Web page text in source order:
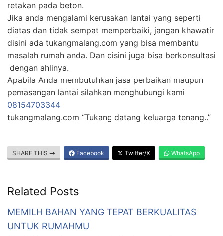
retakan pada beton.
Jika anda mengalami kerusakan lantai yang seperti
diatas dan tidak sempat memperbaiki, jangan khawatir
disini ada tukangmalang.com yang bisa membantu
masalah rumah anda. Dan disini juga bisa berkonsultasi
dengan ahlinya.
Apabila Anda membutuhkan jasa perbaikan maupun
pemasangan lantai silahkan menghubungi kami
08154703344
tukangmalang.com “Tukang datang keluarga tenang..”
SHARE THIS Facebook Twitter/X WhatsApp
Related Posts
MEMILH BAHAN YANG TEPAT BERKUALITAS
UNTUK RUMAHMU